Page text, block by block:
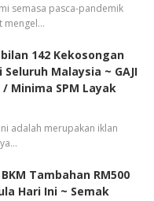
semasa pasca-pandemik
mengel…
142 Kekosongan
Malaysia ~ GAJI
/ Minima SPM Layak
adalah merupakan iklan
Tambahan RM500
Hari Ini ~ Semak